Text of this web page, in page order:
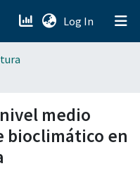
Log In (current)
medio
bioclimático en